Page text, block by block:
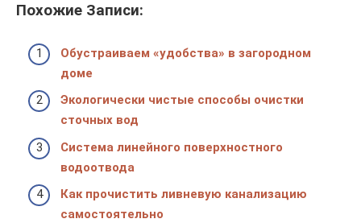
Похожие Записи:
Обустраиваем «удобства» в загородном
доме
Экологически чистые способы очистки
сточных вод
Система линейного поверхностного
водоотвода
Как прочистить ливневую канализацию
самостоятельно